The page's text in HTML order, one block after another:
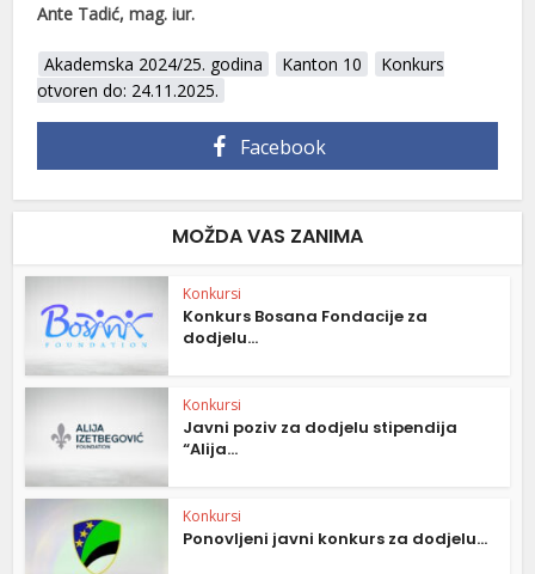
Ante Tadić, mag. iur.
Akademska 2024/25. godina Kanton 10
Konkurs
otvoren do: 24.11.2025.
Facebook
MOŽDA VAS ZANIMA
Konkursi
Konkurs Bosana Fondacije za
dodjelu...
Konkursi
Javni poziv za dodjelu stipendija
“Alija...
Konkursi
Ponovljeni javni konkurs za dodjelu...